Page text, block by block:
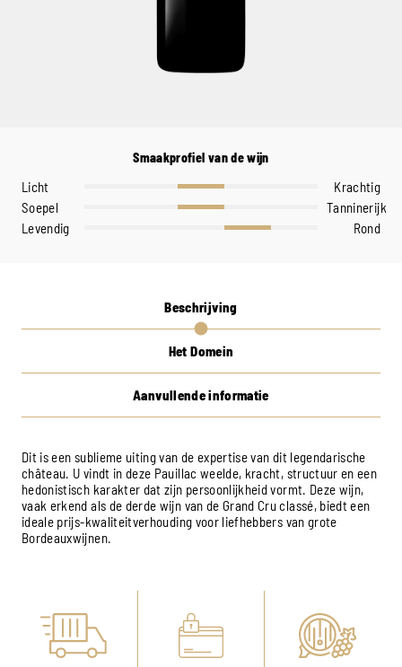
Smaakprofiel van de wijn
Licht
Krachtig
Soepel
Tanninerijk
Levendig
Rond
Beschrijving
Het Domein
Aanvullende informatie
Dit is een sublieme uiting van de expertise van dit legendarische
château. U vindt in deze Pauillac weelde, kracht, structuur en een
hedonistisch karakter dat zijn persoonlijkheid vormt. Deze wijn,
vaak erkend als de derde wijn van de Grand Cru classé, biedt een
ideale prijs-kwaliteitverhouding voor liefhebbers van grote
Bordeauxwijnen.